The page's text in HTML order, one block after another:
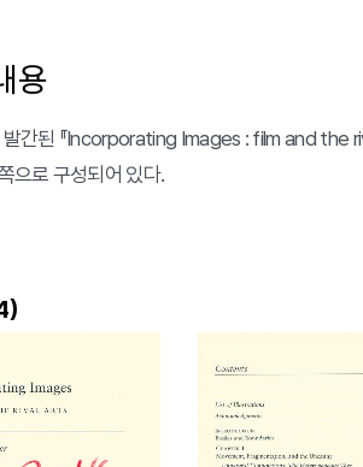
용
간된 『Incorporating Images : film and the
으로 구성되어 있다.
)